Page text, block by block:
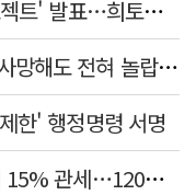
트럼프, 4조2천억 규모 '광업 프로젝트' 발표…희토류 탈중국 속도
"이란 모즈타바 매우 위독…언제 사망해도 전혀 놀랍지 않아"
한' 행정명령 서명
[속보] 美, 폴리실리콘 파생제품에 15% 관세…120일 뒤 발효